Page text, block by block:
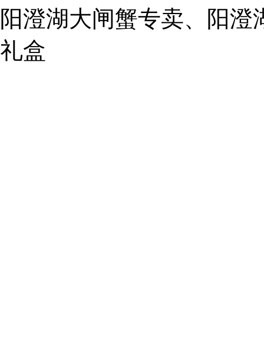
1019225591
阳澄湖大闸蟹专卖、阳
礼盒